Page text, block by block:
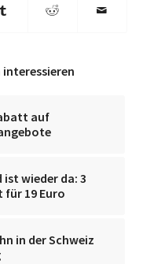
interessieren
auf
ist wieder da: 3
für 19 Euro
in der Schweiz